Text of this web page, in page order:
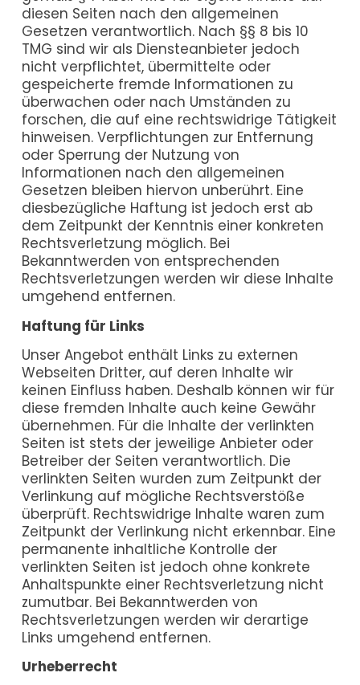
diesen Seiten nach den allgemeinen
Gesetzen verantwortlich. Nach §§ 8 bis 10
TMG sind wir als Diensteanbieter jedoch
nicht verpflichtet, übermittelte oder
gespeicherte fremde Informationen zu
überwachen oder nach Umständen zu
forschen, die auf eine rechtswidrige Tätigkeit
hinweisen. Verpflichtungen zur Entfernung
oder Sperrung der Nutzung von
Informationen nach den allgemeinen
Gesetzen bleiben hiervon unberührt. Eine
diesbezügliche Haftung ist jedoch erst ab
dem Zeitpunkt der Kenntnis einer konkreten
Rechtsverletzung möglich. Bei
Bekanntwerden von entsprechenden
Rechtsverletzungen werden wir diese Inhalte
umgehend entfernen.
Haftung für Links
Unser Angebot enthält Links zu externen
Webseiten Dritter, auf deren Inhalte wir
keinen Einfluss haben. Deshalb können wir für
diese fremden Inhalte auch keine Gewähr
übernehmen. Für die Inhalte der verlinkten
Seiten ist stets der jeweilige Anbieter oder
Betreiber der Seiten verantwortlich. Die
verlinkten Seiten wurden zum Zeitpunkt der
Verlinkung auf mögliche Rechtsverstöße
überprüft. Rechtswidrige Inhalte waren zum
Zeitpunkt der Verlinkung nicht erkennbar. Eine
permanente inhaltliche Kontrolle der
verlinkten Seiten ist jedoch ohne konkrete
Anhaltspunkte einer Rechtsverletzung nicht
zumutbar. Bei Bekanntwerden von
Rechtsverletzungen werden wir derartige
Links umgehend entfernen.
Urheberrecht